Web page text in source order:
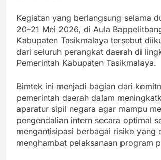
Kegiatan yang berlangsung selama
20–21 Mei 2026, di Aula
Kabupaten Tasikmalaya tersebut
dari seluruh perangkat daerah di
Pemerintah Kabupaten Tasikmalaya.
Bimtek ini menjadi bagian dari
pemerintah daerah dalam
aparatur sipil negara agar mampu
pengendalian intern secara optimal
mengantisipasi berbagai risiko yang
menghambat pelaksanaan program